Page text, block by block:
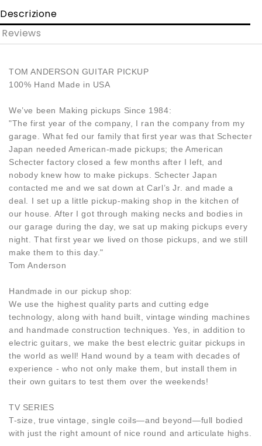
Descrizione
Reviews
TOM ANDERSON GUITAR PICKUP
100% Hand Made in USA
We’ve been Making pickups Since 1984:
"The first year of the company, I ran the company from my
garage. What fed our family that first year was that Schecter
Japan needed American-made pickups; the American
Schecter factory closed a few months after I left, and
nobody knew how to make pickups. Schecter Japan
contacted me and we sat down at Carl’s Jr. and made a
deal. I set up a little pickup-making shop in the kitchen of
our house. After I got through making necks and bodies in
our garage during the day, we sat up making pickups every
night. That first year we lived on those pickups, and we still
make them to this day."
Tom Anderson
Handmade in our pickup shop:
We use the highest quality parts and cutting edge
technology, along with hand built, vintage winding machines
and handmade construction techniques. Yes, in addition to
electric guitars, we make the best electric guitar pickups in
the world as well! Hand wound by a team with decades of
experience - who not only make them, but install them in
their own guitars to test them over the weekends!
TV SERIES
T-size, true vintage, single coils—and beyond—full bodied
with just the right amount of nice round and articulate highs.